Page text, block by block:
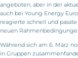
angeboten, aber in der
auch bei Young Energy
reagierte schnell und
neuen
Während sich am 6. März
in Gruppen